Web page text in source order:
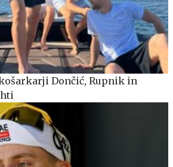
Dončić, Rupnik in